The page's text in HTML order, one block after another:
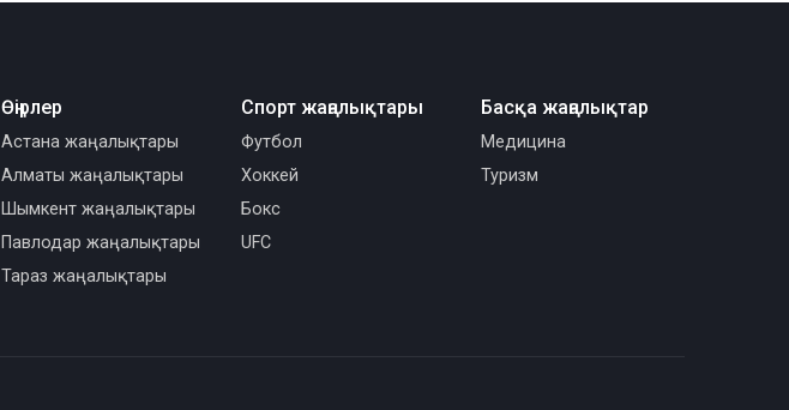
Өңірлер
Астана жаңалықтары
Алматы жаңалықтары
Шымкент жаңалықтары
Павлодар жаңалықтары
Тараз жаңалықтары
Спорт жаңалықтары
Футбол
Хоккей
Бокс
UFC
Басқа жаңалықтар
Медицина
Туризм